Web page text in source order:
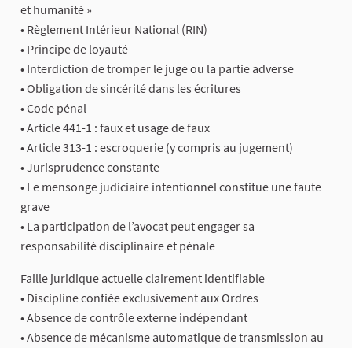
et humanité »
• Règlement Intérieur National (RIN)
• Principe de loyauté
• Interdiction de tromper le juge ou la partie adverse
• Obligation de sincérité dans les écritures
• Code pénal
• Article 441-1 : faux et usage de faux
• Article 313-1 : escroquerie (y compris au jugement)
• Jurisprudence constante
• Le mensonge judiciaire intentionnel constitue une faute
grave
• La participation de l’avocat peut engager sa
responsabilité disciplinaire et pénale
Faille juridique actuelle clairement identifiable
• Discipline confiée exclusivement aux Ordres
• Absence de contrôle externe indépendant
• Absence de mécanisme automatique de transmission au